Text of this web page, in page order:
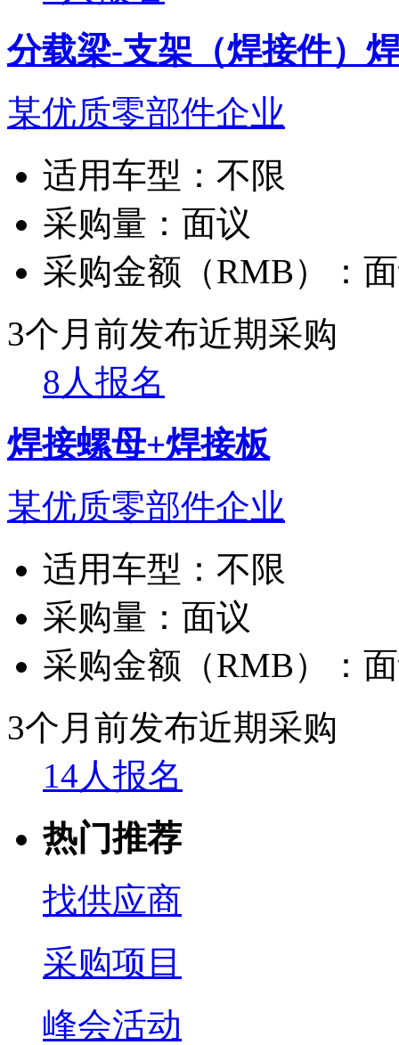
分载梁-支架（焊接件）
某优质零部件企业
适用车型： 不限
采购量： 面议
采购金额（RMB）：
3个月前发布近期采购
8人报名
焊接螺母+焊接板
某优质零部件企业
适用车型： 不限
采购量： 面议
采购金额（RMB）：
3个月前发布近期采购
14人报名
热门推荐
找供应商
采购项目
峰会活动